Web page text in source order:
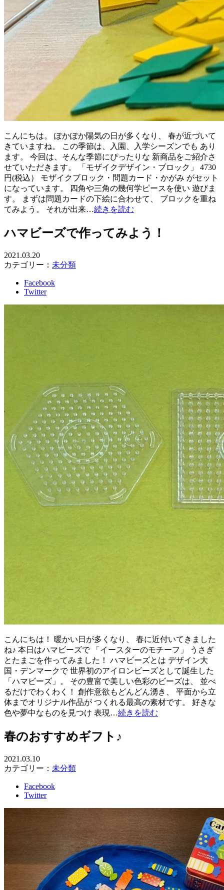
こんにちは。 ぽかぽか陽気の日が多くなり、 春が近づいて
きていますね。 この季節は、入園、入学シーズンでも あり
ます。 今回は、そんな季節にぴったりな 新商品をご紹介さ
せていただきます。 「モザイクデザイン・ブロック」 4730
円(税込） モザイクブロック・問題カード・かがみ がセット
になっています。 四角や三角の幾何学ピースを使い 遊びま
す。 まずは問題カードの下絵に合わせて、 ブロックを重ね
てみよう。 それが出来…続きを読む
ハマビーズで作ってみよう！
2021.03.20
カテゴリー： 未分類
Facebook
Twitter
こんにちは！ 暖かい日が多くなり、 春に近付いてきました
ね♪ 本日はハマビーズで 「イースターのモチーフ」 うさぎ
とたまごを作ってみました！ ハマビーズとは デザイン大
国・デンマークで 世界初のアイロンビーズとして誕生した
「ハマビーズ」。 その豊富で美しい色彩のビーズは、 並べ
るだけでわくわく！ 創作意欲もどんどん湧き、 平面から立
体までオリジナル作品が つくれる最高の素材です。 好きな
色や夢中なものを見つけ 表現…続きを読む
春のおすすめギフト♪
2021.03.10
カテゴリー： 未分類
Facebook
Twitter